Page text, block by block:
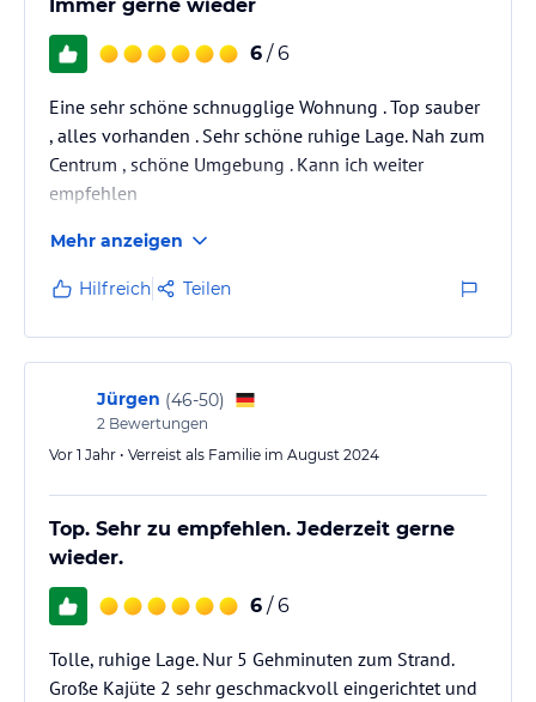
Immer gerne wieder
6 / 6
Eine sehr schöne schnugglige Wohnung . Top sauber
, alles vorhanden . Sehr schöne ruhige Lage. Nah zum
Centrum , schöne Umgebung . Kann ich weiter
empfehlen
Mehr anzeigen
Hilfreich Teilen
Jürgen (46-50)
2 Bewertungen
Vor 1 Jahr • Verreist als Familie im August 2024
Top. Sehr zu empfehlen. Jederzeit gerne
wieder.
6 / 6
Tolle, ruhige Lage. Nur 5 Gehminuten zum Strand.
Große Kajüte 2 sehr geschmackvoll eingerichtet und